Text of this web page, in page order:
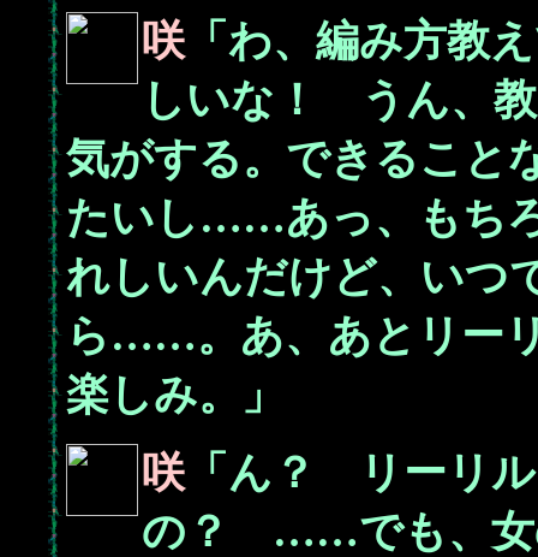
咲 「わ、編み方教
しいな！ うん、
気がする。できること
たいし……あっ、もち
れしいんだけど、いつ
ら……。あ、あとリー
楽しみ。」
咲 「ん？ リーリ
の？ ……でも、女